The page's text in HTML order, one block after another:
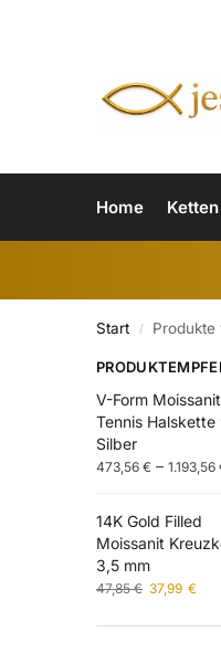
Home
Start / Produkte
V-Form Moissanit
Tennis Halskette
Silber
473,56 € – 1.193,56
14K Gold Filled
Moissanit
3,5 mm
47,85€ 37,99 €